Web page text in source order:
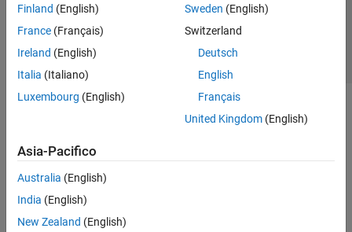
Finland (English)
France (Français)
Ireland (English)
Italia (Italiano)
Luxembourg (English)
Sweden (English)
Switzerland
Deutsch
English
Français
United Kingdom(English)
Asia-Pacifico
Australia (English)
India (English)
New Zealand (English)